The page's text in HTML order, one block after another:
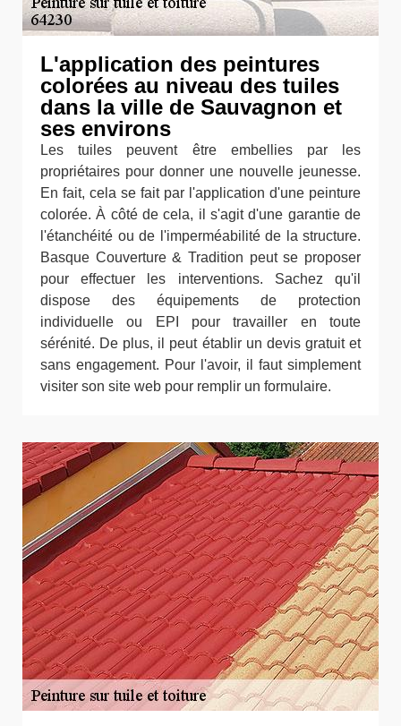
L'application des peintures
colorées au niveau des tuiles
dans la ville de Sauvagnon et
ses environs
Les tuiles peuvent être embellies par les
propriétaires pour donner une nouvelle jeunesse.
En fait, cela se fait par l'application d'une peinture
colorée. À côté de cela, il s'agit d'une garantie de
l'étanchéité ou de l'imperméabilité de la structure.
Basque Couverture & Tradition peut se proposer
pour effectuer les interventions. Sachez qu'il
dispose des équipements de protection
individuelle ou EPI pour travailler en toute
sérénité. De plus, il peut établir un devis gratuit et
sans engagement. Pour l'avoir, il faut simplement
visiter son site web pour remplir un formulaire.